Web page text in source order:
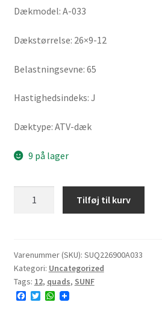
Dækmodel: A-033
Dækstørrelse: 26×9-12
Belastningsevne: 65
Hastighedsindeks: J
Dæktype: ATV-dæk
9 på lager
12
65J
6PR
E#
Tilføj til kurv
Varenummer (SKU): SUQ226900A033
Kategori: Uncategorized
Tags: 12, quads, SUNF
F
T
W